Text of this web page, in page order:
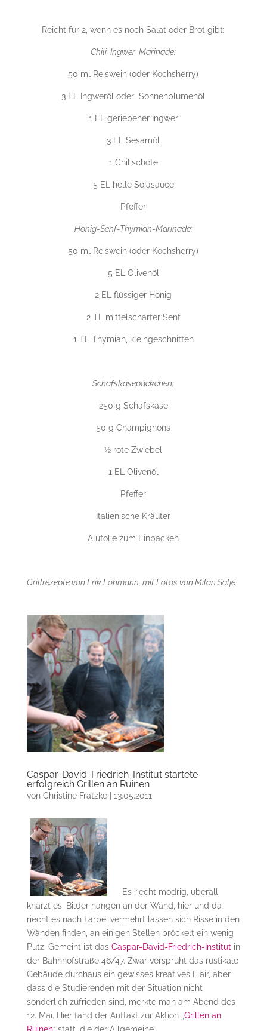
Reicht für 2, wenn es noch Salat oder Brot gibt:
Chili-Ingwer-Marinade:
50 ml Reiswein (oder Kochsherry)
3 EL Ingweröl oder Sonnenblumenöl
1 EL geriebener Ingwer
3 EL Sesamöl
1 Chilischote
5 EL helle Sojasauce
Pfeffer
Honig-Senf-Thymian-Marinade:
50 ml Reiswein (oder Kochsherry)
5 EL Olivenöl
2 EL flüssiger Honig
2 TL mittelscharfer Senf
1 TL Thymian, kleingeschnitten
Schafskäsepäckchen:
250 g Schafskäse
50 g Champignons
½ rote Zwiebel
1 EL Olivenöl
Pfeffer
Italienische Kräuter
Alufolie zum Einpacken
Grillrezepte von Erik Lohmann, mit Fotos von Milan Salje
Caspar-David-Friedrich-Institut startete
erfolgreich Grillen an Ruinen
von Christine Fratzke| 13.05.2011
Es riecht modrig, überall
knarzt es, Bilder hängen an der Wand, hier und da
riecht es nach Farbe, vermehrt lassen sich Risse in den
Wänden finden, an einigen Stellen bröckelt ein wenig
Putz: Gemeint ist das Caspar-David-Friedrich-Institut in
der Bahnhofstraße 46/47. Zwar versprüht das rustikale
Gebäude durchaus ein gewisses kreatives Flair, aber
dass die Studierenden mit der Situation nicht
sonderlich zufrieden sind, merkte man am Abend des
12. Mai. Hier fand der Auftakt zur Aktion „ Grillen an
Ruinen“ statt, die der Allgemeine